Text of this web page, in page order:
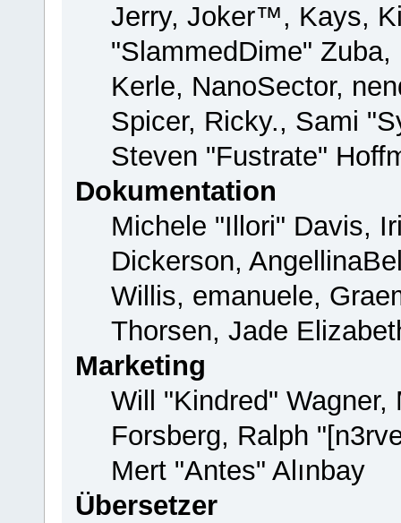
Jerry, Joker™, Kays,
"SlammedDime"
Kerle, NanoSector,
Spicer, Ricky., Sami
Steven "Fustrate"
Dokumentation
Michele "Illori" Davis,
Dickerson,
Willis, emanuele,
Thorsen, Jade
Marketing
Will "Kindred" Wagner,
Forsberg, Ralph
Mert "Antes" Alınbay
Übersetzer